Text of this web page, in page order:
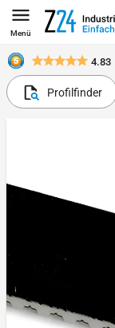
Menü
4.83
Profilfinder